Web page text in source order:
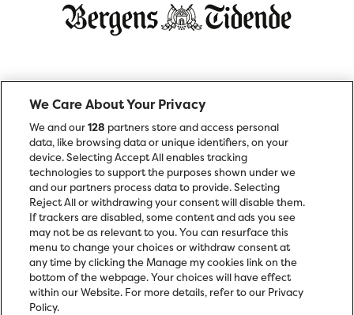
We Care About Your Privacy
We and our128 partners store and access personal
data, like browsing data or unique identifiers, on your
device. Selecting Accept All enables tracking
technologies to support the purposes shown under we
and our partners process data to provide. Selecting
Reject All or withdrawing your consent will disable them.
If trackers are disabled, some content and ads you see
may not be as relevant to you. You can resurface this
menu to change your choices or withdraw consent at
any time by clicking the Manage my cookies link on the
bottom of the webpage. Your choices will have effect
within our Website. For more details, refer to our Privacy
Policy.